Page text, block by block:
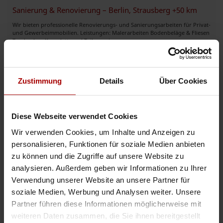
Zustimmung Details Über Cookies
Diese Webseite verwendet Cookies
Wir verwenden Cookies, um Inhalte und Anzeigen zu
personalisieren, Funktionen für soziale Medien anbieten
zu können und die Zugriffe auf unsere Website zu
analysieren. Außerdem geben wir Informationen zu Ihrer
Verwendung unserer Website an unsere Partner für
soziale Medien, Werbung und Analysen weiter. Unsere
Partner führen diese Informationen möglicherweise mit
weiteren Daten zusammen, die Sie ihnen bereitgestellt
Sanierung & Renovierung – Berlin, Strausberg +50 km
Wir bieten professionelle Renovierungs- und Sanierungsarbeiten für Privat-
und Gewerbeimmobilien. Leistungen: Malerarbeiten Bodenbeläge & Fliesen
Trockenbau Komplett- und Teilrenovierungen ..
20.04.2026
Bodenleger und Parkettleger
Bei BauTec – Bodenbeläge stehen Qualität, saubere Ausführung und
zuverlässiger Service an erster Stelle. Wir sind spezialisiert auf
Parkettverlegung, Laminat- und Vinylböden sowie die Renovierung und ..
Premium-Gesuch in 70435, Stuttgart 31.05.2026